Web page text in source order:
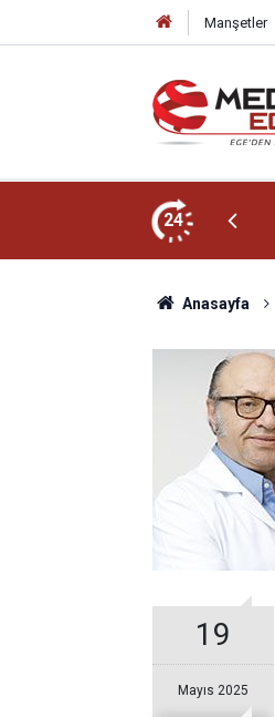
Manşetler
24
hem öğretiyor
Anasayfa
19
Mayıs 2025